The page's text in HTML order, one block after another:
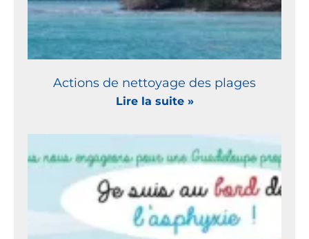
Actions de nettoyage des plages
Lire la suite »